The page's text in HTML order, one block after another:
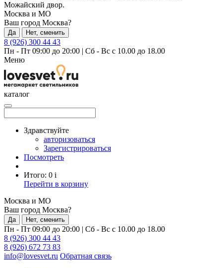
Можайский двор.
Москва и МО
Ваш город Москва?
Да Нет, сменить
8 (926) 300 44 43
Пн - Пт 09:00 до 20:00 | Сб - Вс с 10.00 до 18.00
Меню
каталог
Здравствуйте
авторизоваться
Зарегистрироваться
Посмотреть
Итого: 0 i
Перейти в корзину
Москва и МО
Ваш город Москва?
Да Нет, сменить
Пн - Пт 09:00 до 20:00 | Сб - Вс с 10.00 до 18.00
8 (926) 300 44 43
8 (926) 672 73 83
info@lovesvet.ru Обратная связь